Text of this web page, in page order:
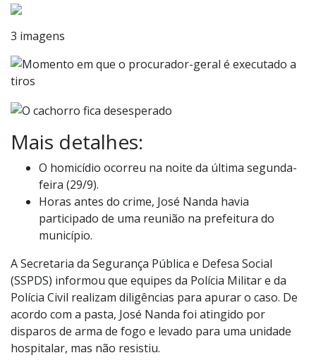
3 imagens
Mais detalhes:
O homicídio ocorreu na noite da última segunda-
feira (29/9).
Horas antes do crime, José Nanda havia
participado de uma reunião na prefeitura do
município.
A Secretaria da Segurança Pública e Defesa Social
(SSPDS) informou que equipes da Polícia Militar e da
Polícia Civil realizam diligências para apurar o caso. De
acordo com a pasta, José Nanda foi atingido por
disparos de arma de fogo e levado para uma unidade
hospitalar, mas não resistiu.